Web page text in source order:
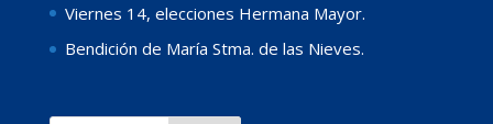
Viernes 14, elecciones Hermana Mayor.
Bendición de María Stma. de las Nieves.